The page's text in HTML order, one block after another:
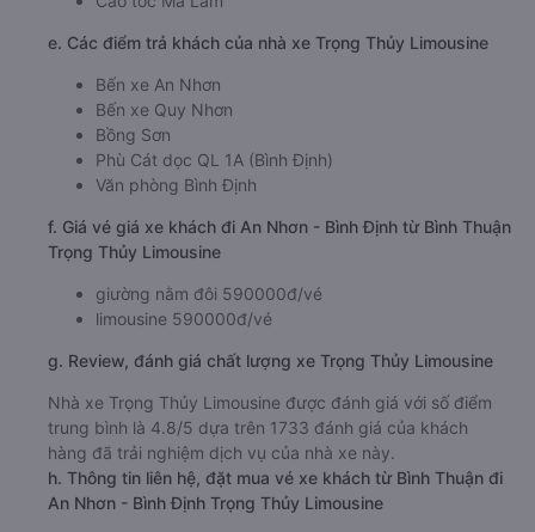
e. Các điểm trả khách của nhà xe Trọng Thủy Limousine
Bến xe An Nhơn
Bến xe Quy Nhơn
Bồng Sơn
Phù Cát dọc QL 1A (Bình Định)
Văn phòng Bình Định
f. Giá vé giá xe khách đi An Nhơn - Bình Định từ Bình Thuận
Trọng Thủy Limousine
giường nằm đôi 590000đ/vé
limousine 590000đ/vé
g. Review, đánh giá chất lượng xe Trọng Thủy Limousine
Nhà xe Trọng Thủy Limousine được đánh giá với số điểm
trung bình là 4.8/5 dựa trên 1733 đánh giá của khách
hàng đã trải nghiệm dịch vụ của nhà xe này.
h. Thông tin liên hệ, đặt mua vé xe khách từ Bình Thuận đi
An Nhơn - Bình Định Trọng Thủy Limousine